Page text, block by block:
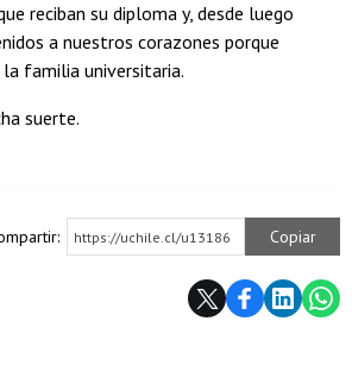
reciban su diploma y, desde luego
a nuestros corazones porque
familia universitaria.
suerte.
https://uchile.cl/u13186 Copiar